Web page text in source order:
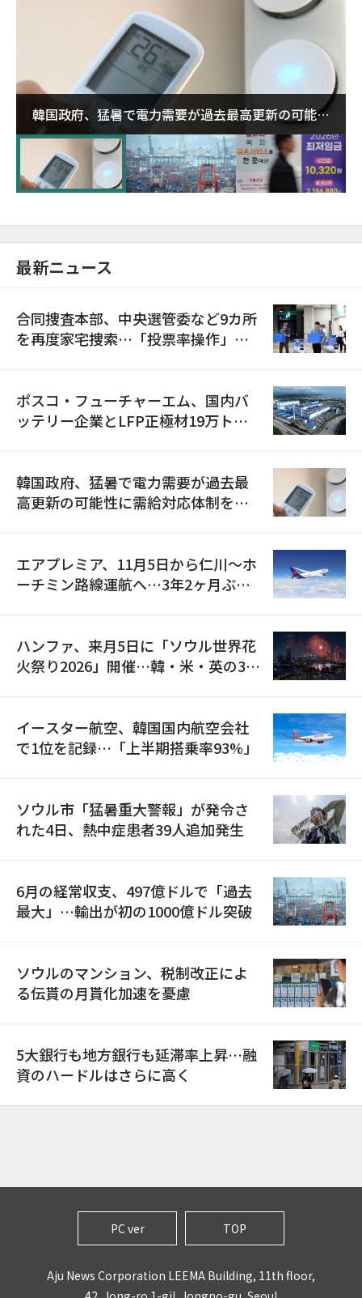
韓国政府、猛暑で電力需要が過去最高更新の可能性
に需給対応体制を点検
最新ニュース
合同捜査本部、中央選管委など9カ所
を再度家宅捜索…「投票率操作」の
ポスコ・フューチャーエム、国内バ
ッテリー企業とLFP正極材19万トン
韓国政府、猛暑で電力需要が過去最
高更新の可能性に需給対応体制を点
エアプレミア、11月5日から仁川〜ホ
ーチミン路線運航へ…3年2ヶ月ぶり
ハンファ、来月5日に「ソウル世界花
火祭り2026」開催…韓・米・英の3カ
イースター航空、韓国国内航空会社
で1位を記録…「上半期搭乗率93%」
ソウル市「猛暑重大警報」が発令さ
れた4日、熱中症患者39人追加発生
6月の経常収支、497億ドルで「過去
最大」…輸出が初の1000億ドル突破
ソウルのマンション、税制改正によ
る伝貰の月貰化加速を憂慮
5大銀行も地方銀行も延滞率上昇…融
資のハードルはさらに高く
PC ver TOP
Aju News Corporation LEEMA Building, 11th floor,